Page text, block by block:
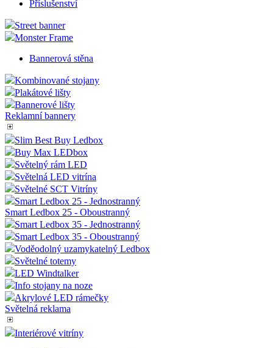
Příslušenství
Street banner
Monster Frame
Bannerová stěna
Kombinované stojany
Plakátové lišty
Bannerové lišty
Reklamní bannery
Slim Best Buy Ledbox
Buy Max LEDbox
Světelný rám LED
Světelná LED vitrína
Světelné SCT Vitríny
Smart Ledbox 25 - Jednostranný
Smart Ledbox 25 - Oboustranný
Smart Ledbox 35 - Jednostranný
Smart Ledbox 35 - Oboustranný
Voděodolný uzamykatelný Ledbox
Světelné totemy
LED Windtalker
Info stojany na noze
Akrylové LED rámečky
Světelná reklama
Interiérové vitríny